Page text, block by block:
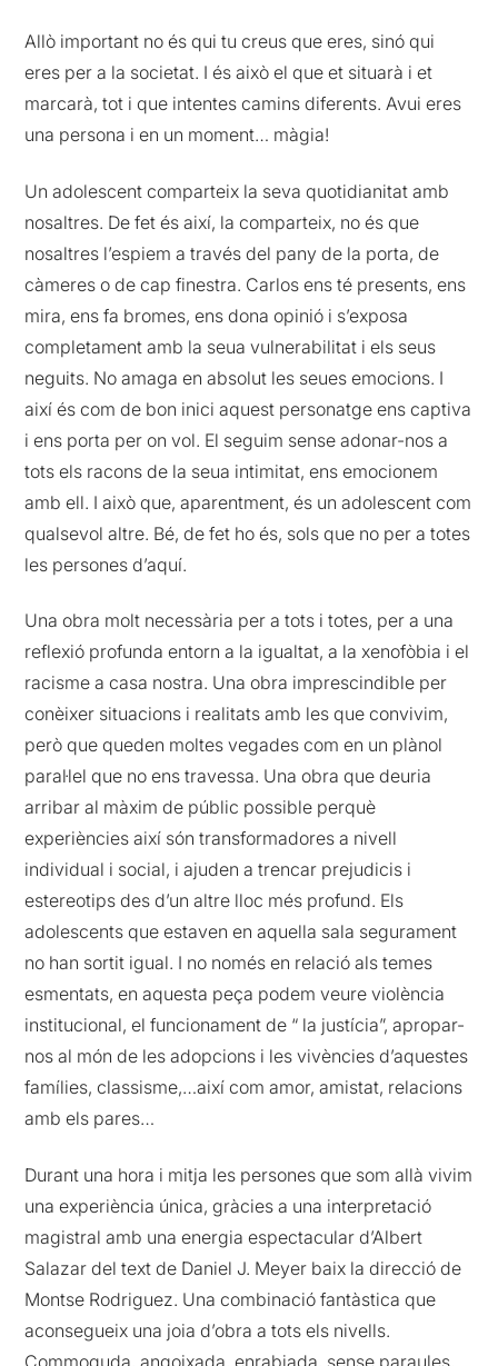
Allò important no és qui tu creus que eres, sinó qui
eres per a la societat. I és això el que et situarà i et
marcarà, tot i que intentes camins diferents. Avui eres
una persona i en un moment… màgia!
Un adolescent comparteix la seva quotidianitat amb
nosaltres. De fet és així, la comparteix, no és que
nosaltres l’espiem a través del pany de la porta, de
càmeres o de cap finestra. Carlos ens té presents, ens
mira, ens fa bromes, ens dona opinió i s’exposa
completament amb la seua vulnerabilitat i els seus
neguits. No amaga en absolut les seues emocions. I
així és com de bon inici aquest personatge ens captiva
i ens porta per on vol. El seguim sense adonar-nos a
tots els racons de la seua intimitat, ens emocionem
amb ell. I això que, aparentment, és un adolescent com
qualsevol altre. Bé, de fet ho és, sols que no per a totes
les persones d’aquí.
Una obra molt necessària per a tots i totes, per a una
reflexió profunda entorn a la igualtat, a la xenofòbia i el
racisme a casa nostra. Una obra imprescindible per
conèixer situacions i realitats amb les que convivim,
però que queden moltes vegades com en un plànol
paral·lel que no ens travessa. Una obra que deuria
arribar al màxim de públic possible perquè
experiències així són transformadores a nivell
individual i social, i ajuden a trencar prejudicis i
estereotips des d’un altre lloc més profund. Els
adolescents que estaven en aquella sala segurament
no han sortit igual. I no només en relació als temes
esmentats, en aquesta peça podem veure violència
institucional, el funcionament de “ la justícia”, apropar-
nos al món de les adopcions i les vivències d’aquestes
famílies, classisme,…així com amor, amistat, relacions
amb els pares…
Durant una hora i mitja les persones que som allà vivim
una experiència única, gràcies a una interpretació
magistral amb una energia espectacular d’Albert
Salazar del text de Daniel J. Meyer baix la direcció de
Montse Rodriguez. Una combinació fantàstica que
aconsegueix una joia d’obra a tots els nivells.
Commoguda, angoixada, enrabiada, sense paraules,